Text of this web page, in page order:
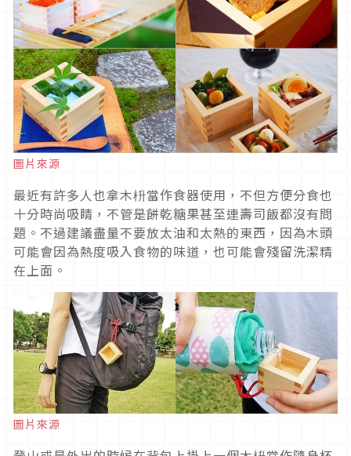
圖片來源
最近有許多人也拿木枡當作食器使用，不但方便分食也
十分時尚吸睛，不管是餅乾糖果甚至連壽司飯都沒有問
題。不過建議盡量不要放太油和太熱的東西，因為木頭
可能會因為熱度吸入食物的味道，也可能會殘留洗潔精
在上面。
圖片來源